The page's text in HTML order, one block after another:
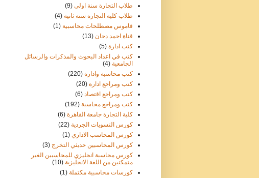
طلاب التجارة سنة اولى (9)
طلاب كلية التجارة سنة ثانية (4)
قاموس مصطلحات محاسبية (1)
قناة احمد دحان (13)
كتب ادارة (5)
كتب في اعداد البحوث والمذكرات والرسائل
الجامعية (4)
كتب محاسبة وادارة (220)
كتب ومراجع ادارة (20)
كتب ومراجع اقتصاد (6)
كتب ومراجع محاسبة (192)
كلية التجارة جامعة القاهرة (6)
كورس التسويات الجردية (22)
كورس المحاسب الاداري (1)
كورس المحاسبين حديثي التخرج (3)
كورس محاسبة انجليزي للمحاسبين الغير
متمكنين من اللغة الانجليزية (10)
كورسات محاسبية مكتملة (1)